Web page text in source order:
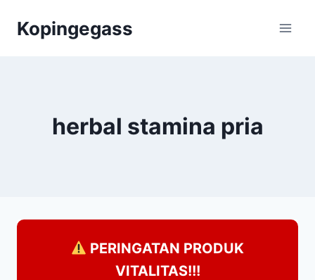
Kopingegass
herbal stamina pria
PERINGATAN PRODUK
VITALITAS!!!